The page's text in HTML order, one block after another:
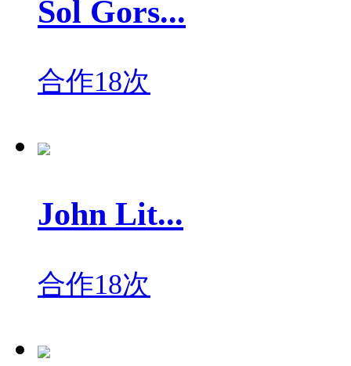
Sol Gors...
合作18次
John Lit...
合作18次